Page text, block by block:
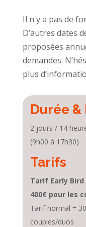
Il n'y a pas de
D’autres dates
proposées
demandes.
plus
Durée &
2 jours / 14
(9h00 à 17h30)
Tarifs
Tarif Early Bird
400€ pour les
Tarif normal =
couples/duos